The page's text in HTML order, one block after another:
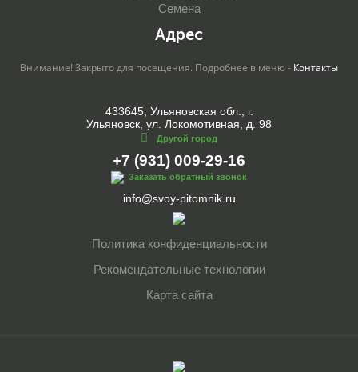
Семена
Адрес
Внимание! Закрыто для посещения. Подробнее в меню - Контакты
433645, Ульяновская обл., г.
Ульяновск, ул. Локомотивная, д. 98
Другой город
+7 (931) 009-29-16
Заказать обратный звонок
info@svoy-pitomnik.ru
Политика конфиденциальности
Рекомендательные технологии
Карта сайта